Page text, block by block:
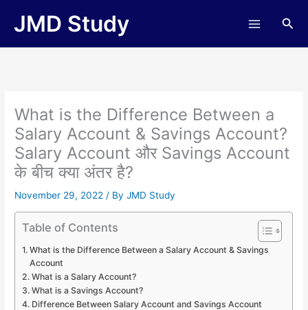
JMD Study
What is the Difference Between a
Salary Account & Savings Account?
Salary Account और Savings Account
के बीच क्या अंतर है?
November 29, 2022/ ByJMD Study
Table of Contents
What is the Difference Between a Salary Account & Savings
Account
What is a Salary Account?
What is a Savings Account?
Difference Between Salary Account and Savings Account